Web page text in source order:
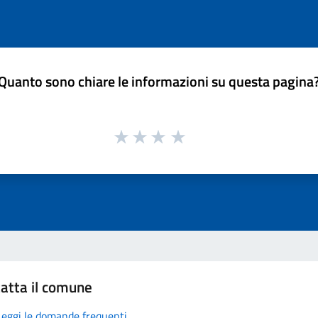
sono chiare le informazioni su questa
il comune